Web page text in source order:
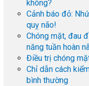
không?
Cảnh báo đỏ:
quỵ não!
Chóng mặt, đau
năng tuần hoàn
Điều trị chóng
Chỉ dẫn cách
bình thường